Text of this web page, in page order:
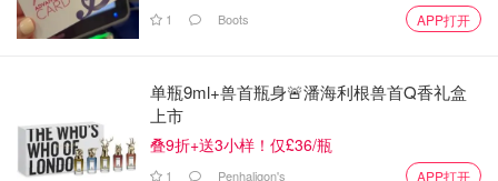
1 Boots APP打开
单瓶9ml+兽首瓶身🚨潘海利根兽首Q香礼盒
上市
叠9折+送3小样！仅£36/瓶
1 Penhaligon's APP打开